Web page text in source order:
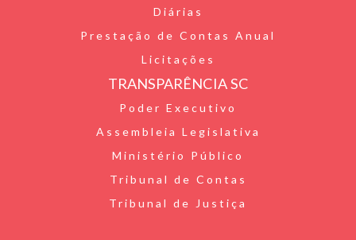
Diárias
Prestação de Contas Anual
Licitações
TRANSPARÊNCIA SC
Poder Executivo
Assembleia Legislativa
Ministério Público
Tribunal de Contas
Tribunal de Justiça